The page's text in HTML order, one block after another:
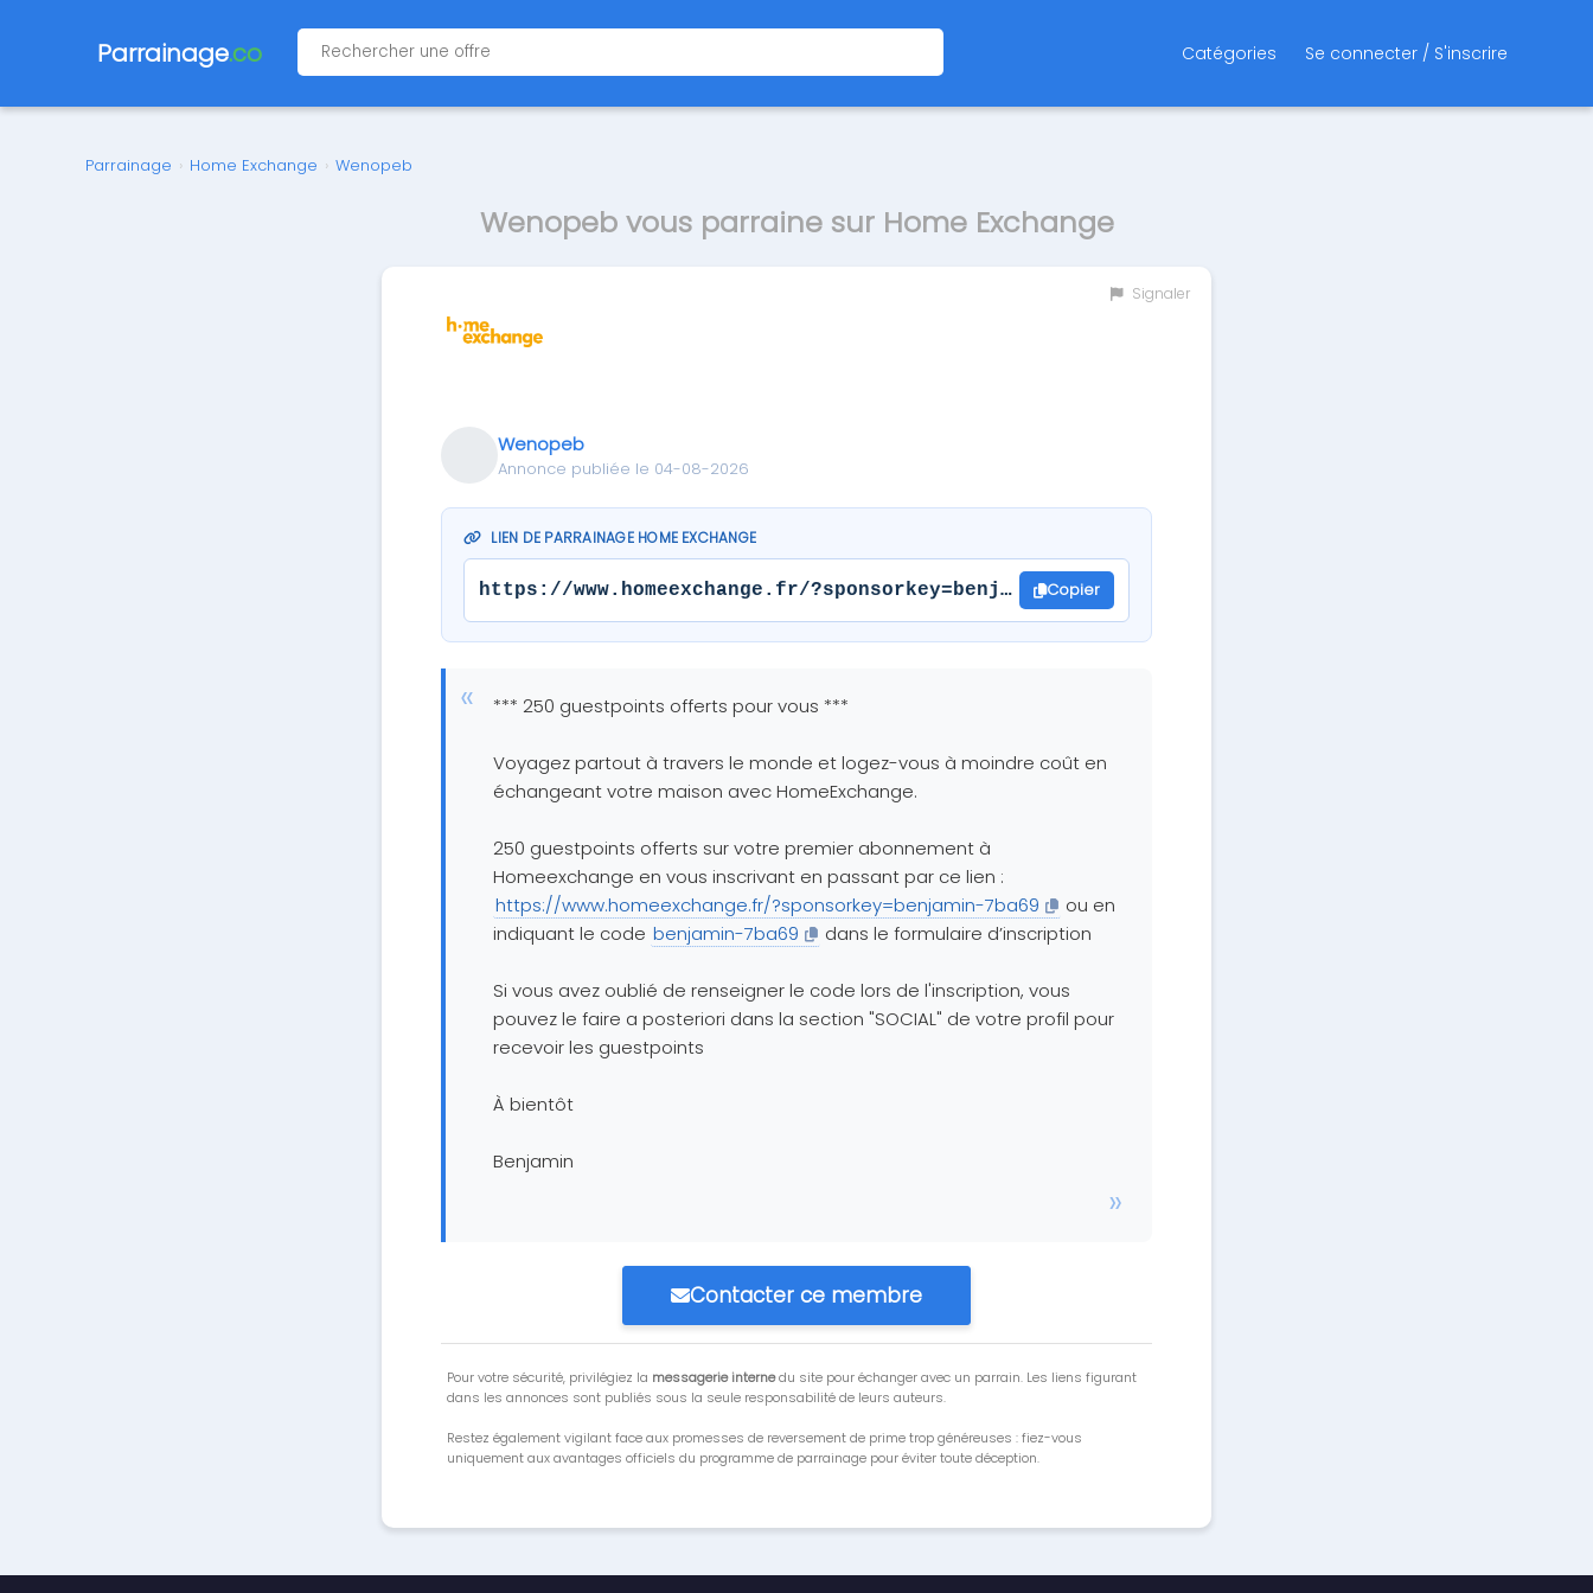
Parrainage.co Catégories Se connecter / S'inscrire
Parrainage › Home Exchange › Wenopeb
Wenopeb vous parraine sur Home Exchange
Signaler
Wenopeb
Annonce publiée le 04-08-2026
LIEN DE PARRAINAGE HOME EXCHANGE
https://www.homeexchange.fr/?sponsorkey=benjamin-7ba69
Copier
*** 250 guestpoints offerts pour vous ***
Voyagez partout à travers le monde et logez-vous à moindre coût en
échangeant votre maison avec HomeExchange.
250 guestpoints offerts sur votre premier abonnement à
Homeexchange en vous inscrivant en passant par ce lien :
https://www.homeexchange.fr/?sponsorkey=benjamin-7ba69
ou en
indiquant le code benjamin-7ba69 dans le formulaire d’inscription
Si vous avez oublié de renseigner le code lors de l'inscription, vous
pouvez le faire a posteriori dans la section "SOCIAL" de votre profil pour
recevoir les guestpoints
À bientôt
Benjamin
Contacter ce membre
Pour votre sécurité, privilégiez la messagerie internedu site pour échanger avec un parrain. Les liens figurant
dans les annonces sont publiés sous la seule responsabilité de leurs auteurs.
Restez également vigilant face aux promesses de reversement de prime trop généreuses : fiez-vous
uniquement aux avantages officiels du programme de parrainage pour éviter toute déception.